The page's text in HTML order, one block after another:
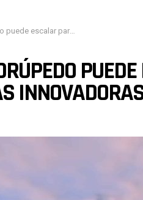
gracias a unas innovadoras patas